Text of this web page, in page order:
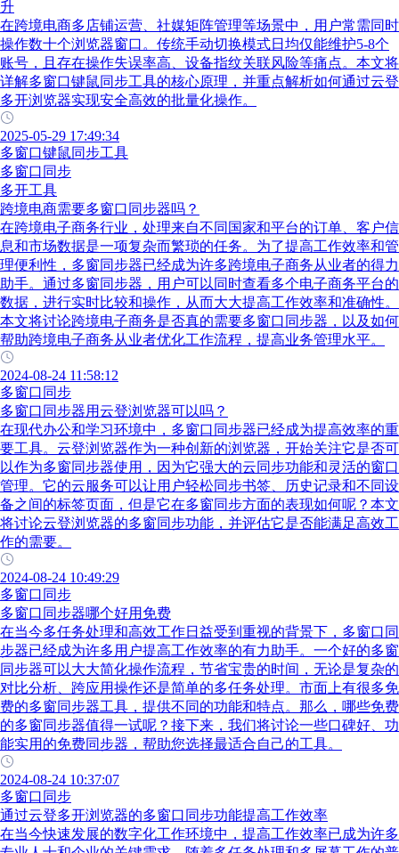
升
在跨境电商多店铺运营、社媒矩阵管理等场景中，用户常需同时
操作数十个浏览器窗口。传统手动切换模式日均仅能维护5-8个
账号，且存在操作失误率高、设备指纹关联风险等痛点。本文将
详解多窗口键鼠同步工具的核心原理，并重点解析如何通过云登
多开浏览器实现安全高效的批量化操作。
2025-05-29 17:49:34
多窗口键鼠同步工具
多窗口同步
多开工具
跨境电商需要多窗口同步器吗？
在跨境电子商务行业，处理来自不同国家和平台的订单、客户信
息和市场数据是一项复杂而繁琐的任务。为了提高工作效率和管
理便利性，多窗同步器已经成为许多跨境电子商务从业者的得力
助手。通过多窗同步器，用户可以同时查看多个电子商务平台的
数据，进行实时比较和操作，从而大大提高工作效率和准确性。
本文将讨论跨境电子商务是否真的需要多窗口同步器，以及如何
帮助跨境电子商务从业者优化工作流程，提高业务管理水平。
2024-08-24 11:58:12
多窗口同步
多窗口同步器用云登浏览器可以吗？
在现代办公和学习环境中，多窗口同步器已经成为提高效率的重
要工具。云登浏览器作为一种创新的浏览器，开始关注它是否可
以作为多窗同步器使用，因为它强大的云同步功能和灵活的窗口
管理。它的云服务可以让用户轻松同步书签、历史记录和不同设
备之间的标签页面，但是它在多窗同步方面的表现如何呢？本文
将讨论云登浏览器的多窗同步功能，并评估它是否能满足高效工
作的需要。
2024-08-24 10:49:29
多窗口同步
多窗口同步器哪个好用免费
在当今多任务处理和高效工作日益受到重视的背景下，多窗口同
步器已经成为许多用户提高工作效率的有力助手。一个好的多窗
同步器可以大大简化操作流程，节省宝贵的时间，无论是复杂的
对比分析、跨应用操作还是简单的多任务处理。市面上有很多免
费的多窗同步器工具，提供不同的功能和特点。那么，哪些免费
的多窗同步器值得一试呢？接下来，我们将讨论一些口碑好、功
能实用的免费同步器，帮助您选择最适合自己的工具。
2024-08-24 10:37:07
多窗口同步
通过云登多开浏览器的多窗口同步功能提高工作效率
在当今快速发展的数字化工作环境中，提高工作效率已成为许多